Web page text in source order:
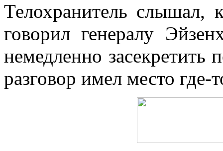
Телохранитель слышал,
говорил генералу
немедленно засекретить
разговор имел место где-